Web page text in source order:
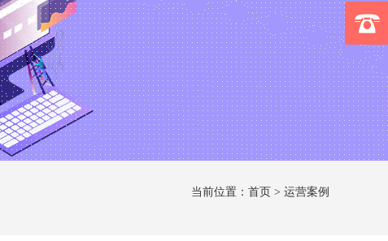
当前位置： 首页 > 运营案例